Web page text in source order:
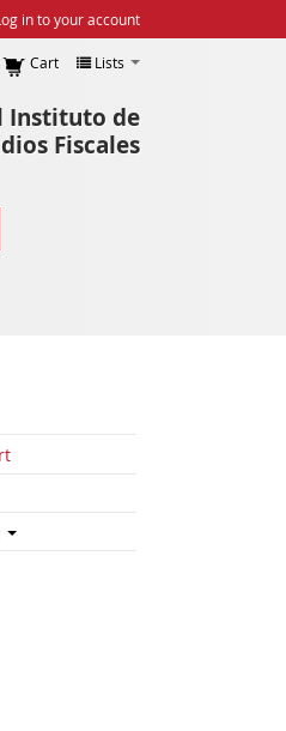
in to your account
Instituto de
Fiscales
Cart Lists